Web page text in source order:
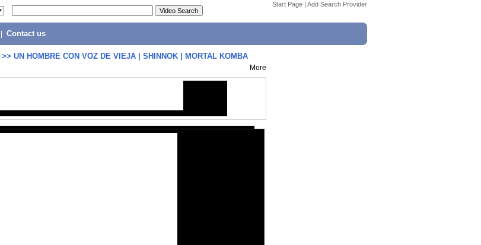
Start Page | Add Search Provider
Contact us
>> UN HOMBRE CON VOZ DE VIEJA | SHINNOK | MORTAL KOMBA
More